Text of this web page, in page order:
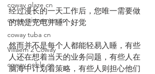
coway glaze cn
coway cinnamon cn
coway tuba cn
Villaem 2 Coway
coway noble cn
经过漫长的一天工作后，您唯一需要做
的就是充电并睡个好觉
然而并不是每个人都能轻易入睡，有些
人还在想着当天的业务问题，有些人在
脑海中计划着策略，有些人则担心他们